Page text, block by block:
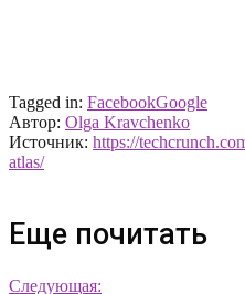
Tagged in: FacebookGoogle
Автор: Olga Kravchenko
Источник: https://
atlas/
Еще почитать
Следующая: